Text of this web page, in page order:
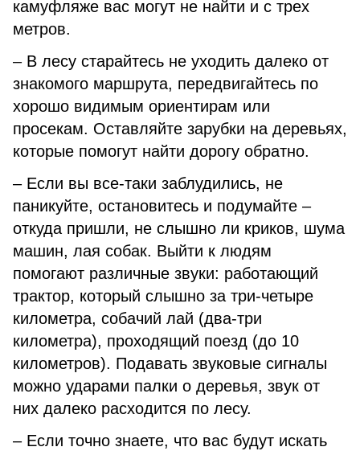
камуфляже вас могут не найти и с трех
метров.
– В лесу старайтесь не уходить далеко от
знакомого маршрута, передвигайтесь по
хорошо видимым ориентирам или
просекам. Оставляйте зарубки на деревьях,
которые помогут найти дорогу обратно.
– Если вы все-таки заблудились, не
паникуйте, остановитесь и подумайте –
откуда пришли, не слышно ли криков, шума
машин, лая собак. Выйти к людям
помогают различные звуки: работающий
трактор, который слышно за три-четыре
километра, собачий лай (два-три
километра), проходящий поезд (до 10
километров). Подавать звуковые сигналы
можно ударами палки о деревья, звук от
них далеко расходится по лесу.
– Если точно знаете, что вас будут искать